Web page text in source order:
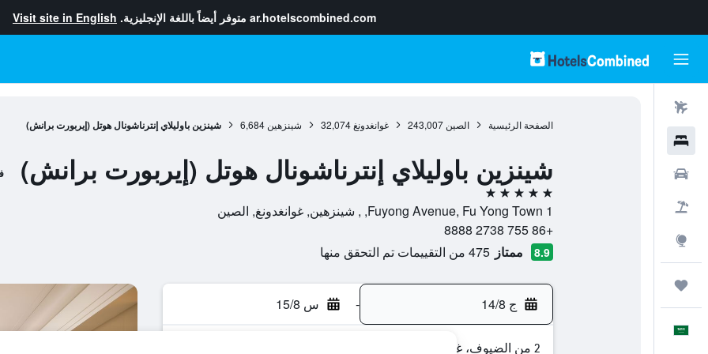
ar.hotelscombined.com متوفر أيضاً باللغة الإنجليزية. Visit site in English
الصفحة الرئيسية الصين 243,007 غوانغدونغ 32,074 شينزهين 6,684 شينزين باوليلاي إنترناشونال هوتل (إيربورت برانش)
شينزين باوليلاي إنترناشونال هوتل (إيربورت برانش)
5 نجوم
1 Fuyong Avenue, Fu Yong Town, , شينزهين, غوانغدونغ, الصين
+86 755 2738 8888
8.9 ممتاز 475 من التقييمات تم التحقق منها
ج 14/8 - س 15/8
2 من الضيوف، غرفة واحدة